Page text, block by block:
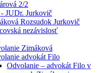
2/2
JUDr. Jurkovič
Rozsudok Jurkovič
nezávislosť
Zimáková
advokát Filo
Odvolanie – advokát Filo v